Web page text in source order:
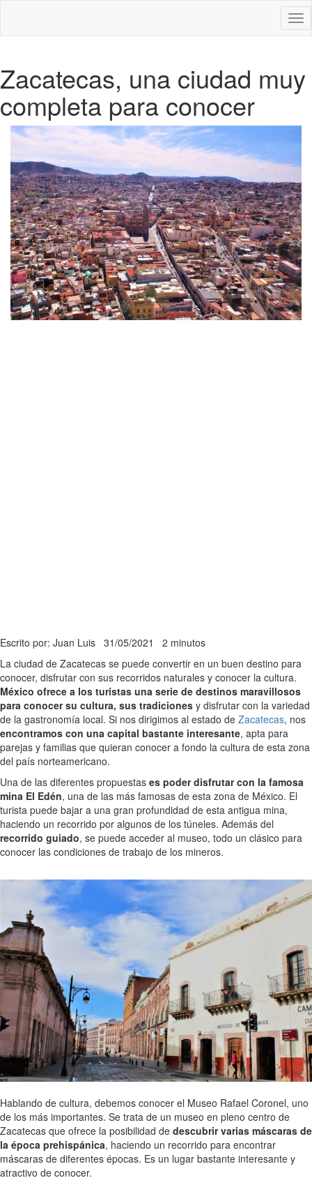
Zacatecas, una ciudad muy
completa para conocer
Escrito por: Juan Luis 31/05/2021 2 minutos
La ciudad de Zacatecas se puede convertir en un buen destino para
conocer, disfrutar con sus recorridos naturales y conocer la cultura.
México ofrece a los turistas una serie de destinos maravillosos
para conocer su cultura, sus tradiciones y disfrutar con la variedad
de la gastronomía local. Si nos dirigimos al estado de Zacatecas, nos
encontramos con una capital bastante interesante, apta para
parejas y familias que quieran conocer a fondo la cultura de esta zona
del país norteamericano.
Una de las diferentes propuestas es poder disfrutar con la famosa
mina El Edén, una de las más famosas de esta zona de México. El
turista puede bajar a una gran profundidad de esta antigua mina,
haciendo un recorrido por algunos de los túneles. Además del
recorrido guiado, se puede acceder al museo, todo un clásico para
conocer las condiciones de trabajo de los mineros.
Hablando de cultura, debemos conocer el Museo Rafael Coronel, uno
de los más importantes. Se trata de un museo en pleno centro de
Zacatecas que ofrece la posibilidad de descubrir varias máscaras de
la época prehispánica, haciendo un recorrido para encontrar
máscaras de diferentes épocas. Es un lugar bastante interesante y
atractivo de conocer.